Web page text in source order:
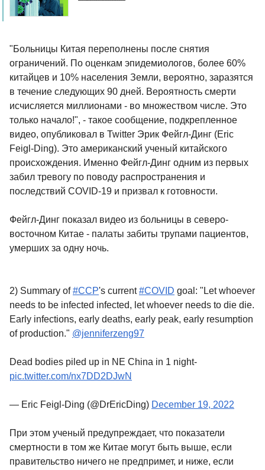
"Больницы Китая переполнены после снятия
ограничений. По оценкам эпидемиологов, более 60%
китайцев и 10% населения Земли, вероятно, заразятся
в течение следующих 90 дней. Вероятность смерти
исчисляется миллионами - во множеством числе. Это
только начало!", - такое сообщение, подкрепленное
видео, опубликовал в Twitter Эрик Фейгл-Динг (Eric
Feigl-Ding). Это американский ученый китайского
происхождения. Именно Фейгл-Динг одним из первых
забил тревогу по поводу распространения и
последствий COVID-19 и призвал к готовности.
Фейгл-Динг показал видео из больницы в северо-
восточном Китае - палаты забиты трупами пациентов,
умерших за одну ночь.
2) Summary of#CCP's current#COVID goal: "Let whoever
needs to be infected infected, let whoever needs to die die.
Early infections, early deaths, early peak, early resumption
of production." @jenniferzeng97
Dead bodies piled up in NE China in 1 night-
pic.twitter.com/nx7DD2DJwN
— Eric Feigl-Ding (@DrEricDing) December 19, 2022
При этом ученый предупреждает, что показатели
смертности в том же Китае могут быть выше, если
правительство ничего не предпримет, и ниже, если